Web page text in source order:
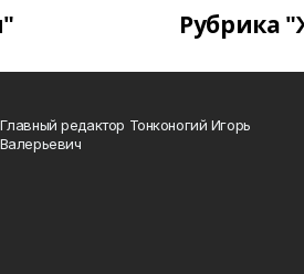
Рубрика
Главный редактор Тонконогий Игорь
Валерьевич